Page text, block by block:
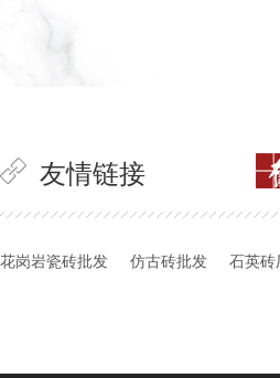
友情链接
花岗岩瓷砖批发 仿古砖批发 石英砖